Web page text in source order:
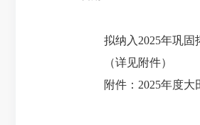
拟纳入2025年巩固拓
（详见附件）
附件：2025年度大